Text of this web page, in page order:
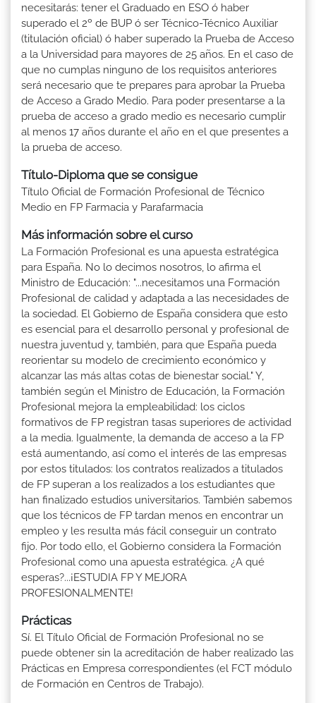
necesitarás: tener el Graduado en ESO ó haber
superado el 2º de BUP ó ser Técnico-Técnico Auxiliar
(titulación oficial) ó haber superado la Prueba de Acceso
a la Universidad para mayores de 25 años. En el caso de
que no cumplas ninguno de los requisitos anteriores
será necesario que te prepares para aprobar la Prueba
de Acceso a Grado Medio. Para poder presentarse a la
prueba de acceso a grado medio es necesario cumplir
al menos 17 años durante el año en el que presentes a
la prueba de acceso.
Título-Diploma que se consigue
Título Oficial de Formación Profesional de Técnico
Medio en FP Farmacia y Parafarmacia
Más información sobre el curso
La Formación Profesional es una apuesta estratégica
para España. No lo decimos nosotros, lo afirma el
Ministro de Educación: "...necesitamos una Formación
Profesional de calidad y adaptada a las necesidades de
la sociedad. El Gobierno de España considera que esto
es esencial para el desarrollo personal y profesional de
nuestra juventud y, también, para que España pueda
reorientar su modelo de crecimiento económico y
alcanzar las más altas cotas de bienestar social." Y,
también según el Ministro de Educación, la Formación
Profesional mejora la empleabilidad: los ciclos
formativos de FP registran tasas superiores de actividad
a la media. Igualmente, la demanda de acceso a la FP
está aumentando, así como el interés de las empresas
por estos titulados: los contratos realizados a titulados
de FP superan a los realizados a los estudiantes que
han finalizado estudios universitarios. También sabemos
que los técnicos de FP tardan menos en encontrar un
empleo y les resulta más fácil conseguir un contrato
fijo. Por todo ello, el Gobierno considera la Formación
Profesional como una apuesta estratégica. ¿A qué
esperas?...¡ESTUDIA FP Y MEJORA
PROFESIONALMENTE!
Prácticas
Sí. El Título Oficial de Formación Profesional no se
puede obtener sin la acreditación de haber realizado las
Prácticas en Empresa correspondientes (el FCT módulo
de Formación en Centros de Trabajo).